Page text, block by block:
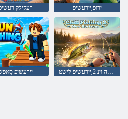
רעקילק ירופ ַיירעשיפ
ַיירעשיפ סנָאזירָאה וינ 2 ַיירעשיפ לישט